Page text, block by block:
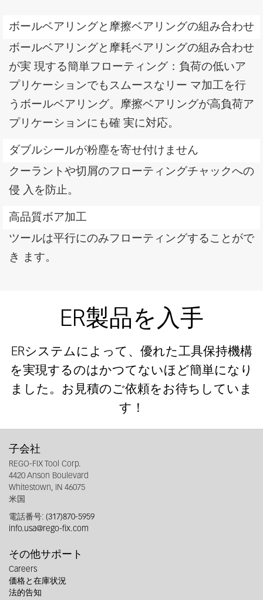
ボールベアリングと摩擦ベアリングの組み合わせ
ボールベアリングと摩耗ベアリングの組み合わせ
が実 現する簡単フローティング：負荷の低いア
プリケーションでもスムースなリー マ加工を行
うボールベアリング。摩擦ベアリングが高負荷ア
プリケーションにも確 実に対応。
ダブルシールが粉塵を寄せ付けません
クーラントや切屑のフローティングチャックへの
侵 入を防止。
高品質ボア加工
ツールは平行にのみフローティングすることがで
き ます。
ER製品を入手
ERシステムによって、優れた工具保持機構
を実現するのはかつてないほど簡単になり
ました。お見積のご依頼をお待ちしていま
す！
子会社
REGO-FIX Tool Corp.
4420 Anson Boulevard
Whitestown, IN 46075
米国
電話番号: (317)870-5959
info.usa@rego-fix.com
その他サポート
Careers
価格と在庫状況
法的告知